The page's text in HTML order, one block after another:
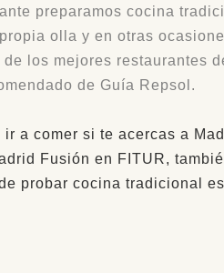
preparamos cocina
olla y en otras
los mejores restaurantes
de Guía Repsol.
ir a comer si te acercas a
Fusión en FITUR,
probar cocina tradicional